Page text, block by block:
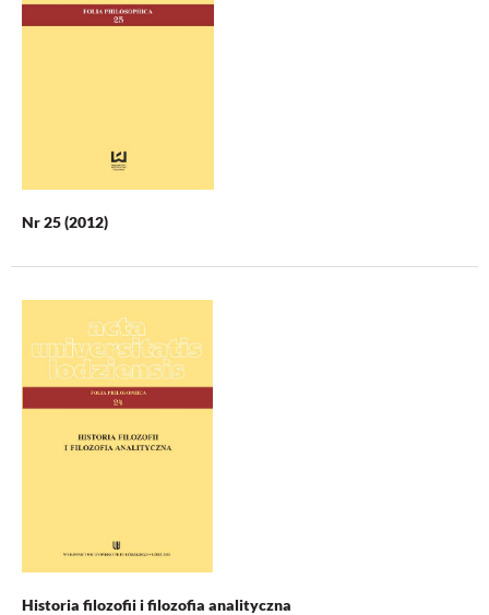
Nr 25 (2012)
Historia filozofii i filozofia analityczna